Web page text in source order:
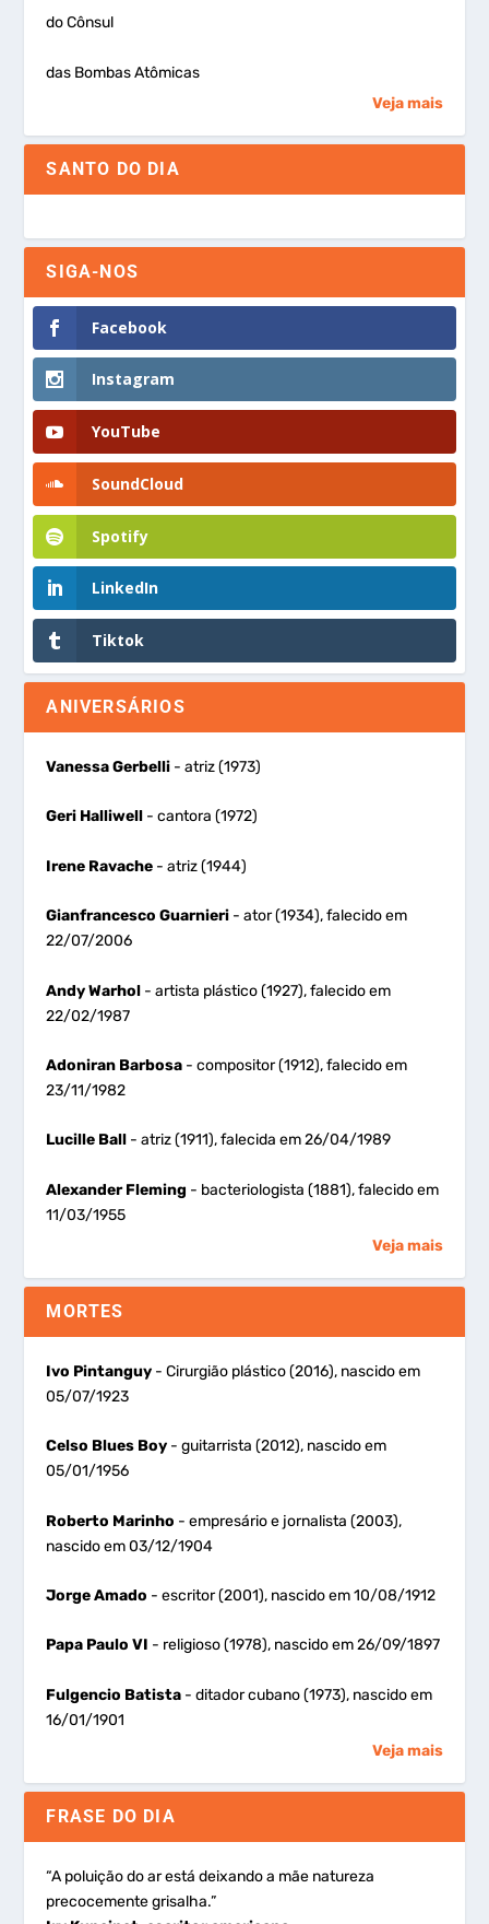
do Cônsul
das Bombas Atômicas
Veja mais
SANTO DO DIA
SIGA-NOS
Facebook
Instagram
YouTube
SoundCloud
Spotify
LinkedIn
Tiktok
ANIVERSÁRIOS
Vanessa Gerbelli - atriz (1973)
Geri Halliwell - cantora (1972)
Irene Ravache - atriz (1944)
Gianfrancesco Guarnieri - ator (1934), falecido em
22/07/2006
Andy Warhol - artista plástico (1927), falecido em
22/02/1987
Adoniran Barbosa - compositor (1912), falecido em
23/11/1982
Lucille Ball - atriz (1911), falecida em 26/04/1989
Alexander Fleming - bacteriologista (1881), falecido em
11/03/1955
Veja mais
MORTES
Ivo Pintanguy - Cirurgião plástico (2016), nascido em
05/07/1923
Celso Blues Boy - guitarrista (2012), nascido em
05/01/1956
Roberto Marinho - empresário e jornalista (2003),
nascido em 03/12/1904
Jorge Amado - escritor (2001), nascido em 10/08/1912
Papa Paulo VI - religioso (1978), nascido em 26/09/1897
Fulgencio Batista - ditador cubano (1973), nascido em
16/01/1901
Veja mais
FRASE DO DIA
“A poluição do ar está deixando a mãe natureza
precocemente grisalha.”